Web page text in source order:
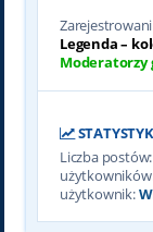
Legenda –
Moderatorzy
Liczba postów:
użytkownik: